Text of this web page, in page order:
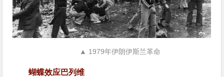
▲ 1979年伊朗伊斯兰革命
蝴蝶效应巴列维